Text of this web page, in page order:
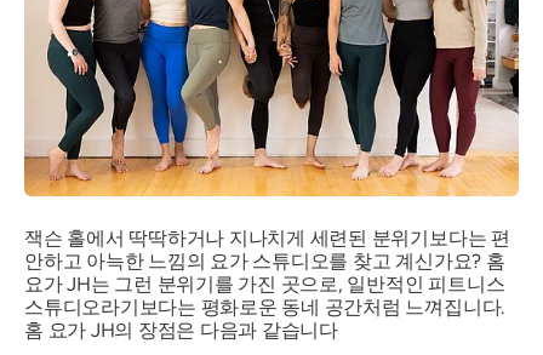
잭슨 홀에서 딱딱하거나 지나치게 세련된 분위기보다는 편
안하고 아늑한 느낌의 요가 스튜디오를 찾고 계신가요? 홈
요가 JH는 그런 분위기를 가진 곳으로, 일반적인 피트니스
스튜디오라기보다는 평화로운 동네 공간처럼 느껴집니다.
홈 요가 JH의 장점은 다음과 같습니다